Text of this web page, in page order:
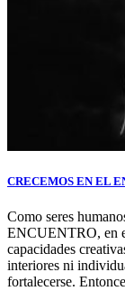
CRECEMOS EN EL
Como seres
ENCUENTRO, en
capacidades
interiores ni
fortalecerse.